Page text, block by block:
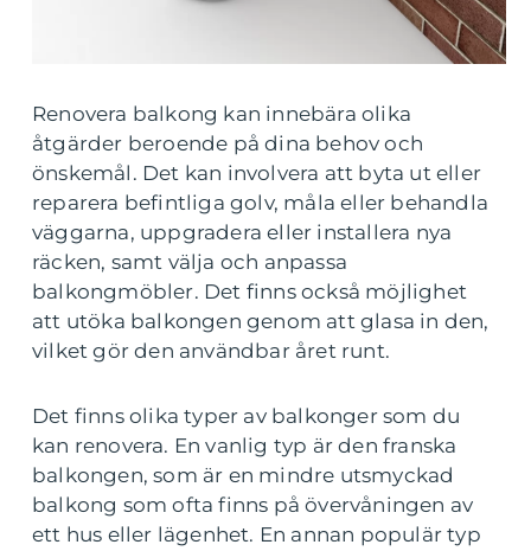
Renovera balkong kan innebära olika
åtgärder beroende på dina behov och
önskemål. Det kan involvera att byta ut eller
reparera befintliga golv, måla eller behandla
väggarna, uppgradera eller installera nya
räcken, samt välja och anpassa
balkongmöbler. Det finns också möjlighet
att utöka balkongen genom att glasa in den,
vilket gör den användbar året runt.
Det finns olika typer av balkonger som du
kan renovera. En vanlig typ är den franska
balkongen, som är en mindre utsmyckad
balkong som ofta finns på övervåningen av
ett hus eller lägenhet. En annan populär typ